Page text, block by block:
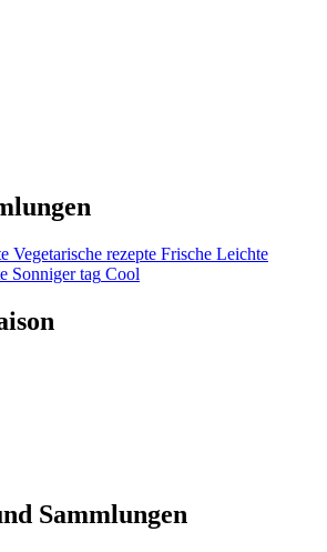
Vegetarische rezepte Frische Leichte
Sonniger tag Cool
Sammlungen